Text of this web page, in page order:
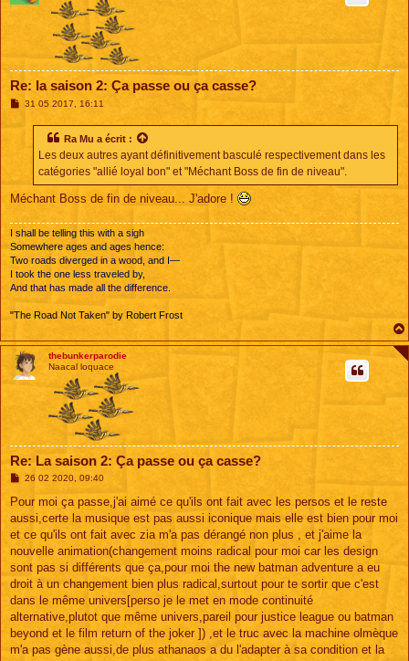
Re: la saison 2: Ça passe ou ça casse?
M31 05 2017, 16:11
Ra Mu a écrit :
Les deux autres ayant définitivement basculé respectivement dans les
catégories "allié loyal bon" et "Méchant Boss de fin de niveau".
Méchant Boss de fin de niveau... J'adore !
I shall be telling this with a sigh
Somewhere ages and ages hence:
Two roads diverged in a wood, and I—
I took the one less traveled by,
And that has made all the difference.
"The Road Not Taken" by Robert Frost
thebunkerparodie
Naacal loquace
Re: La saison 2: Ça passe ou ça casse?
M
s
a
g
26 02 2020, 09:40
Pour moi ça passe,j'ai aimé ce qu'ils ont fait avec les persos et le reste
aussi,certe la musique est pas aussi iconique mais elle est bien pour moi
et ce qu'ils ont fait avec zia m'a pas dérangé non plus , et j'aime la
nouvelle animation(changement moins radical pour moi car les design
sont pas si différents que ça,pour moi the new batman adventure a eu
droit à un changement bien plus radical,surtout pour te sortir que c'est
dans le même univers[perso je le met en mode continuité
alternative,plutot que même univers,pareil pour justice league ou batman
beyond et le film return of the joker ]) ,et le truc avec la machine olmèque
m'a pas gène aussi,de plus athanaos a du l'adapter à sa condition et la